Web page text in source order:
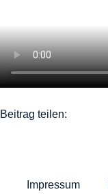
Beitrag teilen:
Impressum